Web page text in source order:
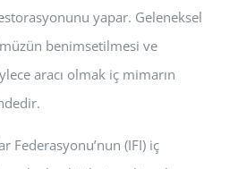
yapar. Geleneksel
benimsetilmesi ve
aracı olmak iç mimarın
Federasyonu’nun (IFI) iç